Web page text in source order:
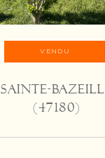
VENDU
SAINTE-
(47180)